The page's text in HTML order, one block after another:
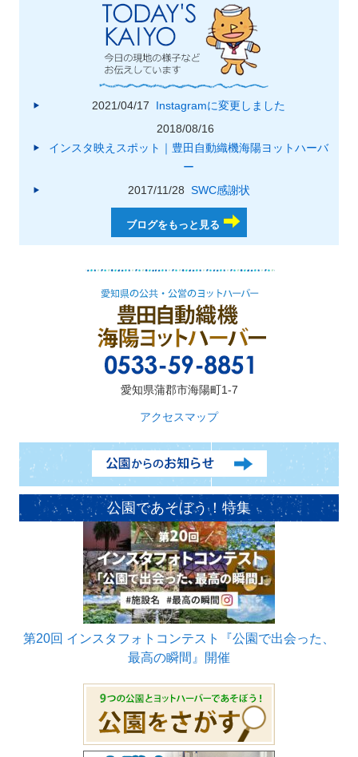
2021/04/17
Instagramに変更しました
2018/08/16
インスタ映えスポット｜豊田自動織機海陽ヨットハーバ
ー
2017/11/28 SWC感謝状
ブログをもっと見る
愛知県蒲郡市海陽町1-7
アクセスマップ
公園であそぼう！特集
第20回 インスタフォトコンテスト『公園で出会った、
最高の瞬間』開催